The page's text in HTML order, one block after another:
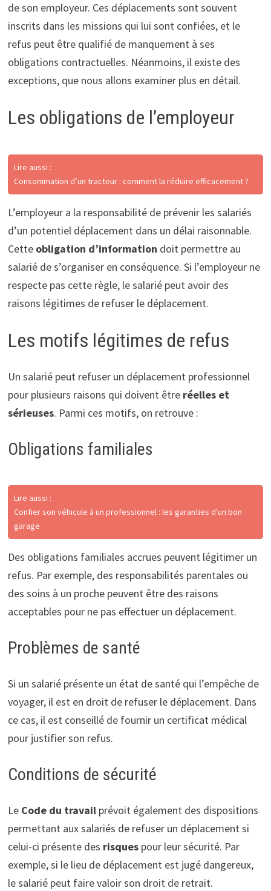
de son employeur. Ces déplacements sont souvent
inscrits dans les missions qui lui sont confiées, et le
refus peut être qualifié de manquement à ses
obligations contractuelles. Néanmoins, il existe des
exceptions, que nous allons examiner plus en détail.
Les obligations de l’employeur
Lire aussi :
Consommation d’un tracteur : comment la réduire efficacement ?
L’employeur a la responsabilité de prévenir les salariés
d’un potentiel déplacement dans un délai raisonnable.
Cette obligation d’information doit permettre au
salarié de s’organiser en conséquence. Si l’employeur ne
respecte pas cette règle, le salarié peut avoir des
raisons légitimes de refuser le déplacement.
Les motifs légitimes de refus
Un salarié peut refuser un déplacement professionnel
pour plusieurs raisons qui doivent être réelles et
sérieuses. Parmi ces motifs, on retrouve :
Obligations familiales
Lire aussi :
Confier son véhicule à un professionnel : les garanties d'un bon
garage
Des obligations familiales accrues peuvent légitimer un
refus. Par exemple, des responsabilités parentales ou
des soins à un proche peuvent être des raisons
acceptables pour ne pas effectuer un déplacement.
Problèmes de santé
Si un salarié présente un état de santé qui l’empêche de
voyager, il est en droit de refuser le déplacement. Dans
ce cas, il est conseillé de fournir un certificat médical
pour justifier son refus.
Conditions de sécurité
Le Code du travailprévoit également des dispositions
permettant aux salariés de refuser un déplacement si
celui-ci présente des risquespour leur sécurité. Par
exemple, si le lieu de déplacement est jugé dangereux,
le salarié peut faire valoir son droit de retrait.